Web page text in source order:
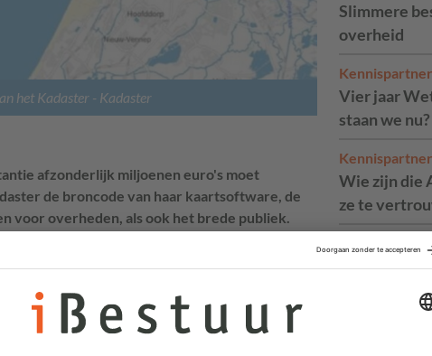
het Kadaster - Kadaster
Slimmere
overheid
Vier jaar
staan we nu?
Wie zijn die
ze te
afzonderlijk miljoenen euro's moet
de broncode van haar kaartsoftware, de
voor overheden, als ook het brede publiek.
kunnen (lokale) overheden en andere
Het Kadaster gebruikt de techniek
zoals het WOZ-waardeloket en de PDOK-
tijd,